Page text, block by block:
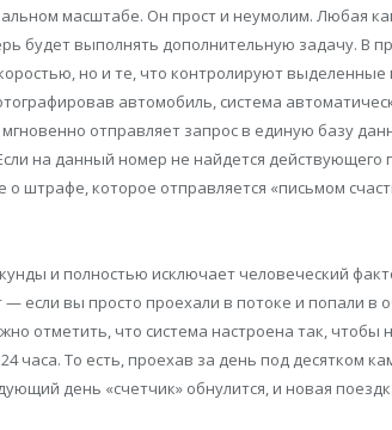
масштабе. Он прост и неумолим. Любая
будет выполнять дополнительную задачу. В
но и те, что контролируют
автомобиль, система
отправляет запрос в единую базу
на данный номер не найдется действующего
штрафе, которое отправляется «письмом
и полностью исключает человеческий
— если вы просто проехали в потоке и попали в
отметить, что система настроена так, чтобы
часа. То есть, проехав за день под десятком
день «счетчик» обнулится, и новая